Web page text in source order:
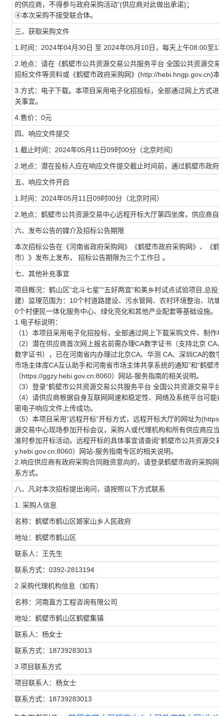
的供应商，不得参与政府采购活动”(供应商对此做出承诺)；
④本次采购不接受联合体。
三、获取采购文件
1.时间：2024年04月30日 至 2024年05月10日，每天上午08:00
2.地点：请在《鹤壁市公共资源交易公共服务平台 全国公共资源
招标文件等资料或《鹤壁市政府采购网》(http://hebi.hngp.gov.cn)
3.方式：电子下载。本项目采用电子化招投标，全部通过网上方式
关事宜。
4.售价：0元
四、响应文件提交
1.截止时间：2024年05月11日09时00分（北京时间）
2.地点：潜在投标人应在响应文件提交截止时间前，通过鹤壁市政
五、响应文件开启
1.时间：2024年05月11日09时00分（北京时间）
2.地点：鹤壁市公共资源交易中心远程开标大厅第四坐席，供应商
六、发布公告的媒介及招标公告期限
本次招标公告在《河南省政府采购网》《鹤壁市政府采购网》、《
市）》发布上发布， 招标公告期限为三个工作日 。
七、其他补充事宜
项目概况：鹤山区“北斗七星”“五好两宜”和美乡村试点试验项目,
建）监理范围为：10个村道路建设、污水管网、农村环境整治、
0个村便民一体化服务中心、绿化亮化和其他产业配套等基础设施。
1.电子标说明：
（1）本项目采用电子化招投标，全部通过网上下载采购文件、制
（2）潜在供应商首次网上报名前需办理CA数字证书（支持北京
数字证书），已在河南省内办理过北京CA、华测 CA、深圳CA的
市场主体库CA互认助手和河南省市场主体共享系统的通知”和“鹤
（https://ggzy.hebi.gov.cn:8060）网站-服务指南的相关说明。
（3）登录“鹤壁市公共资源交易公共服务平台 全国公共资源交易
（4）请供应商根据自身互联网网速和稳定性、网络及系统平台可
密电子响应文件上传成功。
（5）本项目采用“远程开标”开标方式，远程开标大厅的网址为
源交易中心现场参加开标会议，采购人或代理机构和所有供应商
准时参加开标活动。远程开标的具体事宜请查阅“鹤壁市公共资源
y.hebi.gov.cn:8060）网站-服务指南专区的相关说明。
2.响应供应商有政府采购合同融资意向的，请登录鹤壁市政府采购
系方式。
八、凡对本次招标提出询问，请按照以下方式联系
1. 采购人信息
名称：鹤壁市鹤山区姬家山乡人民政府
地址：鹤壁市鹤山区
联系人：王先生
联系方式：0392-2813194
2.采购代理机构信息（如有）
名称：河南直方工程咨询有限公司
地址：鹤壁市鹤山区鹤壁集镇
联系人：杨女士
联系方式：18739283013
3.项目联系方式
项目联系人：杨女士
联系方式：18739283013